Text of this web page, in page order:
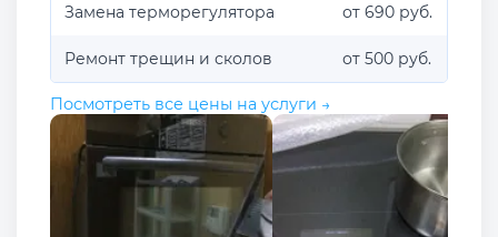
Замена терморегулятора от 690 руб.
Ремонт трещин и сколов от 500 руб.
Посмотреть все цены на услуги →